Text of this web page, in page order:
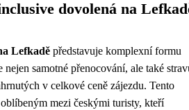
dovolená na
Lefkadě představuje komplexní formu
samotné přenocování, ale také
v celkové ceně zájezdu. Tento
mezi českými turisty, kteří